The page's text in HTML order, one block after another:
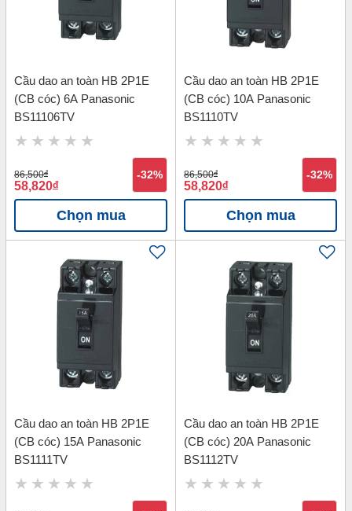
Cầu dao an toàn HB 2P1E
(CB cóc) 6A Panasonic
BS11106TV
86,500đ
58,820đ
-32%
Chọn mua
Cầu dao an toàn HB 2P1E
(CB cóc) 10A Panasonic
BS1110TV
86,500đ
58,820đ
-32%
Chọn mua
Cầu dao an toàn HB 2P1E
(CB cóc) 15A Panasonic
BS1111TV
Cầu dao an toàn HB 2P1E
(CB cóc) 20A Panasonic
BS1112TV